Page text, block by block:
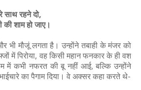
साथ रहने दो,
शाम हो जाए।
मौजूं लगता है। उन्होंने तबाही के मंजर को
में पिरोया, वह किसी महान फनकार के ही वश
में कभी नफरत की बू नहीं आई, बल्कि उन्होंने
का पैगाम दिया। वे अक्सर कहा करते थे-